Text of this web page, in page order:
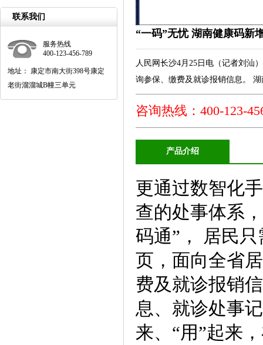
联系我们
服务热线
400-123-456-789
地址： 康定市南大街398号康定
老街溜溜城B幢三单元
“一码”无忧 湖南健康码新
人民网长沙4月25日电（记者刘汕
询参保、缴费及就诊报销信息。
咨询热线：400-123-
产品介绍
更通过数智化
查的处事体系
码通”， 居民
页，面向全省
费及就诊报销
息、就诊处事
来、“用”起来